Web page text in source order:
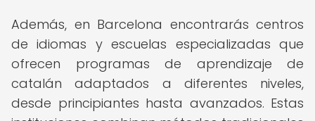
Además, en Barcelona encontrarás centros
de idiomas y escuelas especializadas que
ofrecen programas de aprendizaje de
catalán adaptados a diferentes niveles,
desde principiantes hasta avanzados. Estas